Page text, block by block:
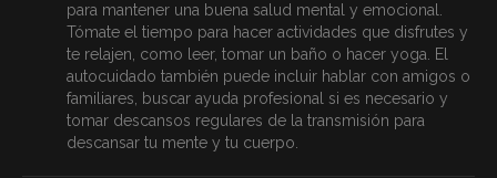
para mantener una buena salud mental y emocional.
Tómate el tiempo para hacer actividades que disfrutes y
te relajen, como leer, tomar un baño o hacer yoga. El
autocuidado también puede incluir hablar con amigos o
familiares, buscar ayuda profesional si es necesario y
tomar descansos regulares de la transmisión para
descansar tu mente y tu cuerpo.